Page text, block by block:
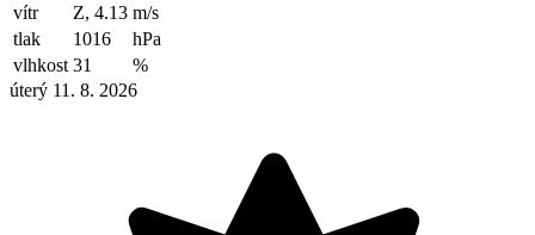
vítr
Z, 4.13 m/s
tlak
1016
hPa
vlhkost 31
%
úterý 11. 8. 2026